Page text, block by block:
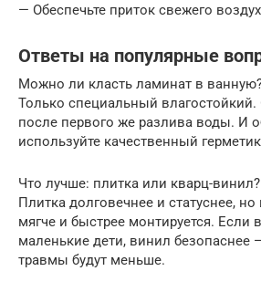
— Обеспечьте приток свежего
Ответы на популярные
Можно ли класть ламинат в
Только специальный
после первого же разлива воды. И
используйте качественный
Что лучше: плитка или кварц-винил?
Плитка долговечнее и статуснее,
мягче и быстрее монтируется. Если
маленькие дети, винил безопаснее
травмы будут меньше.